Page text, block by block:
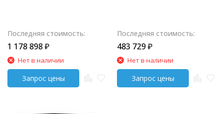
Последняя стоимость:
1 178 898₽
Нет в наличии
Последняя стоимость:
483 729₽
Нет в наличии